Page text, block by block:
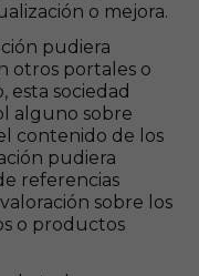
o mejora.
pudiera
otros portales o
esta sociedad
alguno sobre
contenido de los
pudiera
referencias
sobre los
o productos